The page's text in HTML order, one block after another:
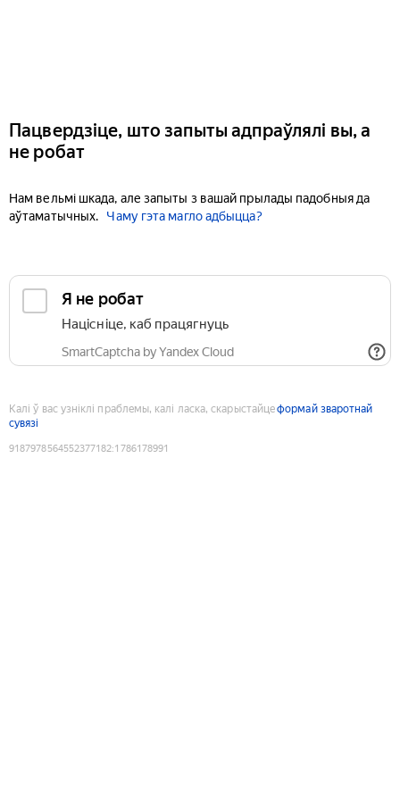
Пацвердзіце, што запыты адпраўлялі вы, а
не робат
Нам вельмі шкада, але запыты з вашай прылады падобныя да
аўтаматычных.
Чаму гэта магло адбыцца?
Я не робат
Націсніце, каб працягнуць
SmartCaptcha by Yandex Cloud
Калі ў вас узніклі праблемы, калі ласка, скарыстайцеформай зваротнай
сувязі
9187978564552377182:1786178991